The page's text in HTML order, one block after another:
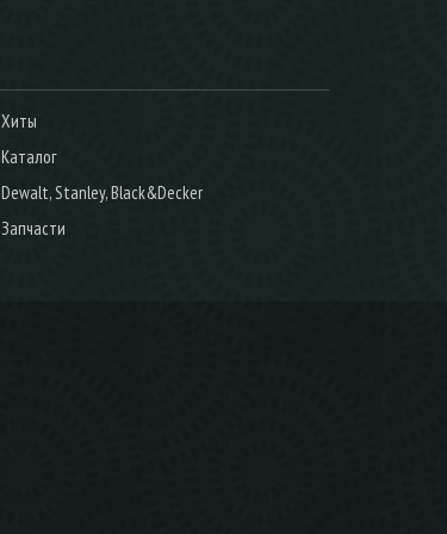
Хиты
Каталог
Dewalt, Stanley, Black&Decker
Запчасти